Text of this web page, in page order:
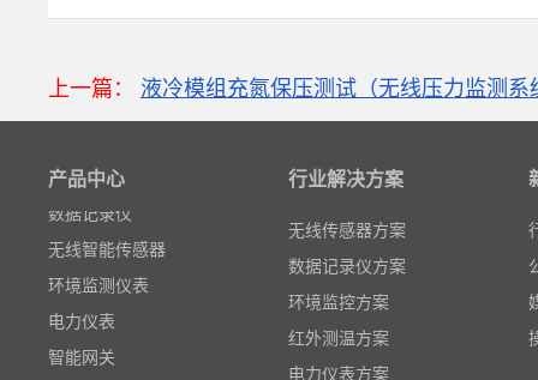
上一篇： 液冷模组充氮保压测试（无线压力监测系
产品中心
粒子计数器
风速传感器
数据记录仪
无线智能传感器
环境监测仪表
电力仪表
智能网关
行业解决方案
无线传感器方案
数据记录仪方案
环境监控方案
红外测温方案
电力仪表方案